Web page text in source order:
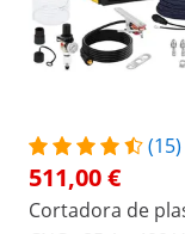
(15)
511,00 €
Cortadora de